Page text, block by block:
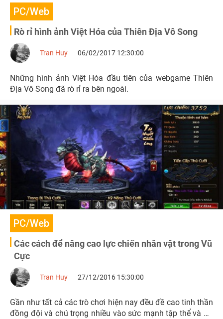
PC/Web
Rò rỉ hình ảnh Việt Hóa của Thiên Địa Vô Song
Tran Huy 06/02/2017 12:30:00
Những hình ảnh Việt Hóa đầu tiên của webgame Thiên
Địa Vô Song đã rò rỉ ra bên ngoài.
PC/Web
Các cách để nâng cao lực chiến nhân vật trong Vũ
Cực
Tran Huy 27/12/2016 15:30:00
Gần như tất cả các trò chơi hiện nay đều đề cao tinh thần
đồng đội và chú trọng nhiều vào sức mạnh tập thể và Vũ